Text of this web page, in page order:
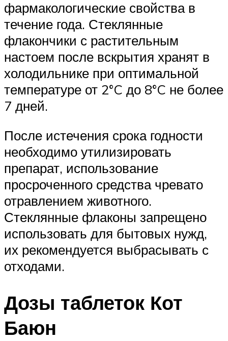
фармакологические свойства в
течение года. Стеклянные
флакончики с растительным
настоем после вскрытия хранят в
холодильнике при оптимальной
температуре от 2°C до 8°C не более
7 дней.
После истечения срока годности
необходимо утилизировать
препарат, использование
просроченного средства чревато
отравлением животного.
Стеклянные флаконы запрещено
использовать для бытовых нужд,
их рекомендуется выбрасывать с
отходами.
Дозы таблеток Кот
Баюн